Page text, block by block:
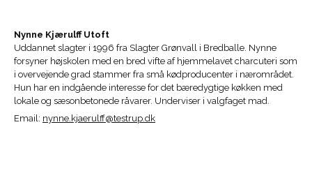
Nynne Kjærulff Utoft
Uddannet slagter i 1996 fra Slagter Grønvall i Bredballe. Nynne
forsyner højskolen med en bred vifte af hjemmelavet charcuteri som
i overvejende grad stammer fra små kødproducenter i nærområdet.
Hun har en indgående interesse for det bæredygtige køkken med
lokale og sæsonbetonede råvarer. Underviser i valgfaget mad.
Email: nynne.kjaerulff@testrup.dk